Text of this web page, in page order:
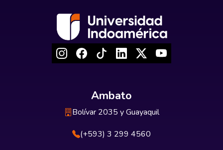
Ambato
Bolívar 2035 y Guayaquil
(+593) 3 299 4560